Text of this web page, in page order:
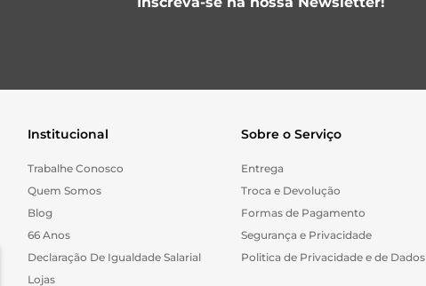
Institucional
Trabalhe Conosco
Quem Somos
Blog
66 Anos
Declaração De Igualdade Salarial
Lojas
Sobre o Serviço
Entrega
Troca e Devolução
Formas de Pagamento
Segurança e Privacidade
Politica de Privacidade e de Dados